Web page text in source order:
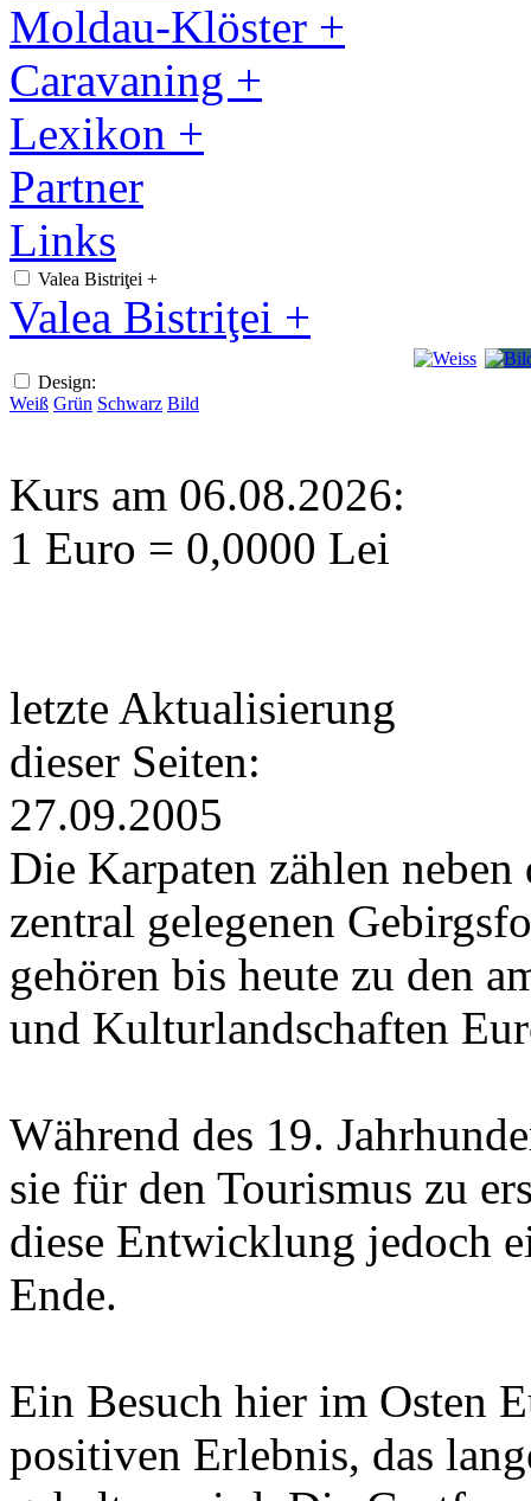
Moldau-Klöster +
Caravaning +
Lexikon +
Partner
Links
Valea Bistriţei +
Valea Bistriţei +
Design:
Weiß Grün Schwarz Bild
Kurs am 06.08.2026:
1 Euro = 0,0000 Lei
letzte Aktualisierung
dieser Seiten:
27.09.2005
Die Karpaten zählen
zentral gelegenen
gehören bis heute zu den
und Kulturlandschaften
Während des 19.
sie für den Tourismus zu
diese Entwicklung jedoch
Ende.
Ein Besuch hier im Osten
positiven Erlebnis, das